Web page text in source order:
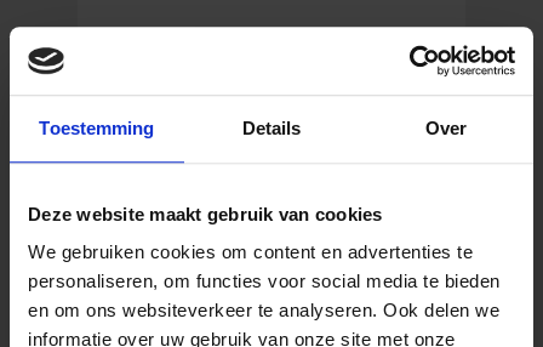
Toestemming Details Over
Deze website maakt gebruik van cookies
We gebruiken cookies om content en advertenties te
personaliseren, om functies voor social media te bieden
en om ons websiteverkeer te analyseren. Ook delen we
informatie over uw gebruik van onze site met onze